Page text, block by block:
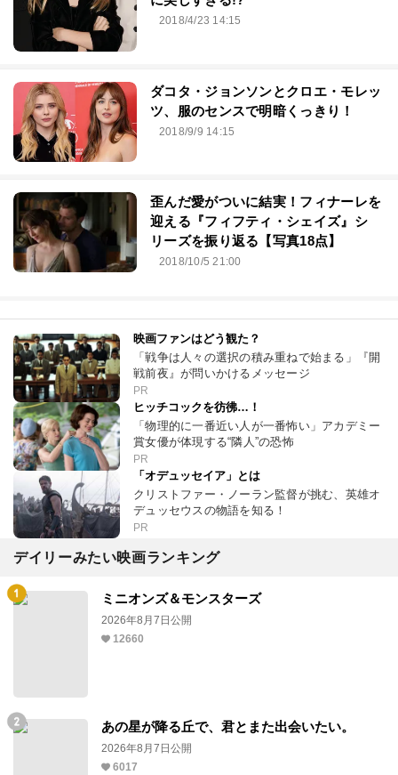
2018/4/23 14:15
ダコタ・ジョンソンとクロエ・モレッ
ツ、服のセンスで明暗くっきり！
2018/9/9 14:15
歪んだ愛がついに結実！フィナーレを
迎える『フィフティ・シェイズ』シ
リーズを振り返る【写真18点】
2018/10/5 21:00
映画ファンはどう観た？
「戦争は人々の選択の積み重ねで始まる」『開
戦前夜』が問いかけるメッセージ
PR
ヒッチコックを彷彿…！
「物理的に一番近い人が一番怖い」アカデミー
賞女優が体現する“隣人”の恐怖
PR
「オデュッセイア」とは
クリストファー・ノーラン監督が挑む、英雄オ
デュッセウスの物語を知る！
PR
デイリーみたい映画ランキング
ミニオンズ＆モンスターズ
2026年8月7日公開
12660
あの星が降る丘で、君とまた出会いたい。
2026年8月7日公開
6017